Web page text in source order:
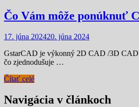
Čo Vám môže ponúknuť
17. júna 202420. júna 2024
GstarCAD je výkonný 2D CAD /3D CAD
čo zjednodušuje …
Čítať celé
Navigácia v článkoch